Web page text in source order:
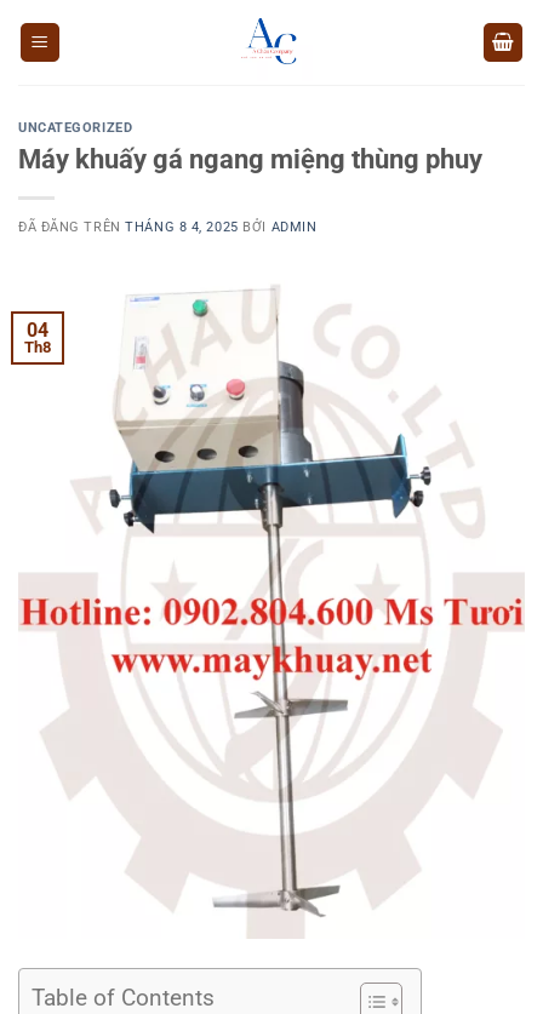
UNCATEGORIZED
Máy khuấy gá ngang miệng thùng phuy
ĐÃ ĐĂNG TRÊNTHÁNG 8 4, 2025 BỞI ADMIN
04
Th8
Table of Contents